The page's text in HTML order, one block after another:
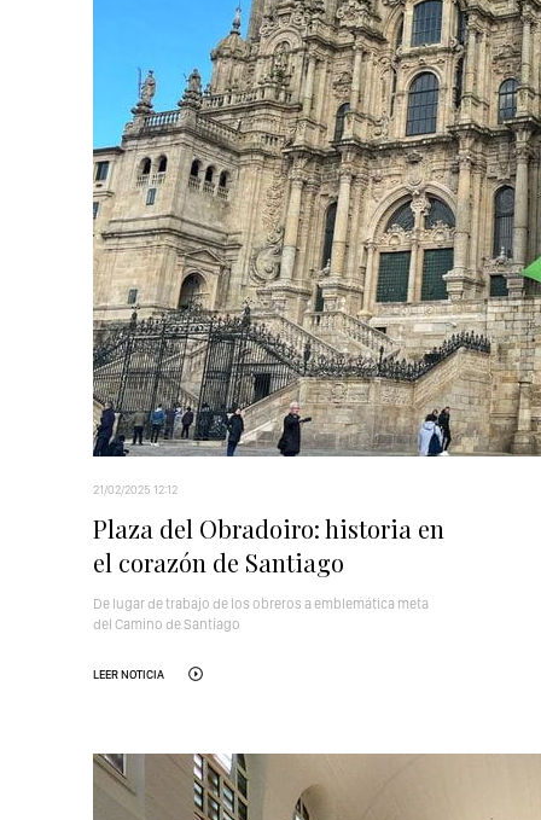
21/02/2025 12:12
Plaza del Obradoiro: historia en
el corazón de Santiago
De lugar de trabajo de los obreros a emblemática meta
del Camino de Santiago
LEER NOTICIA